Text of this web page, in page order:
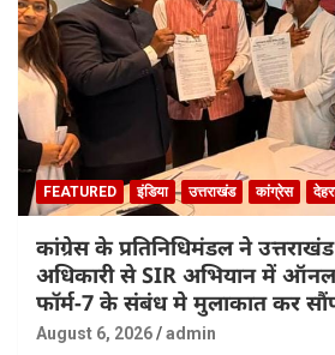
FEATURED इंडिया उत्तराखंड कांग्रेस
कांग्रेस के प्रतिनिधिमंडल ने
अधिकारी से SIR अभियान में
फॉर्म-7 के संबंध मे मुलाकात कर
August 6, 2026 admin